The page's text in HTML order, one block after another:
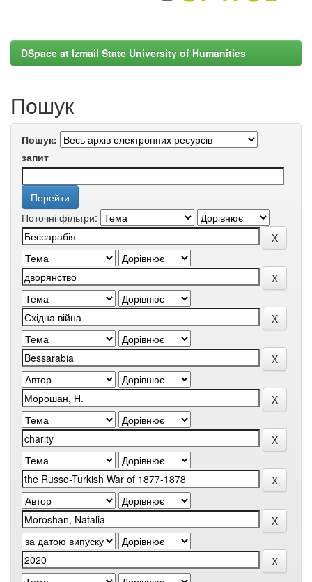
DSpace at Izmail State University of Humanities
Пошук
Пошук:
запит
Поточні фільтри: